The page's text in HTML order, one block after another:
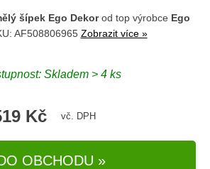
šípek Ego Dekorod top výrobce Ego
AF508806965 Zobrazit více »
Skladem > 4 ks
Kč vč. DPH
OBCHODU »